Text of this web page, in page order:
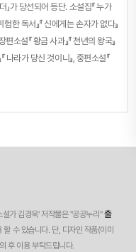
」가 당선되어 등단. 소설집『 누가
한 독서』『 신에게는 손자가 없다』
소설『 황금 사과』『 천년의 왕국』
나라가 당신 것이니』, 중편소설『
가 김경욱' 저작물은 "공공누리"출
할 수 있습니다. 단, 디자인 작품(이미
후 이용 부탁드립니다.